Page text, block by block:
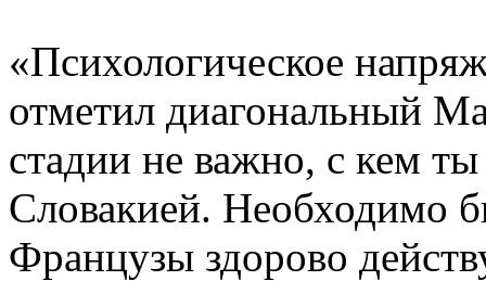
«Психологическое
отметил диагональный
стадии не важно, с кем
Словакией. Необходимо
Французы здорово